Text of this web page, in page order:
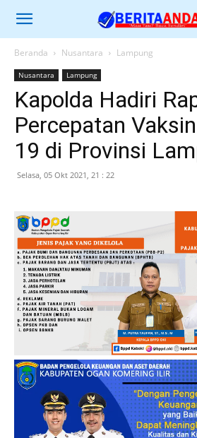
Beranda Nusantara Lampung
Nusantara Lampung
Kapolda Hadiri
Percepatan
19 di Provinsi
Selasa, 05 Okt 2021, 21 : 22